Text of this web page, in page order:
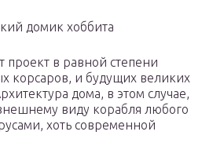
домик хоббита
проект в равной степени
корсаров, и будущих великих
дома, в этом случае,
виду корабля любого
хоть современной